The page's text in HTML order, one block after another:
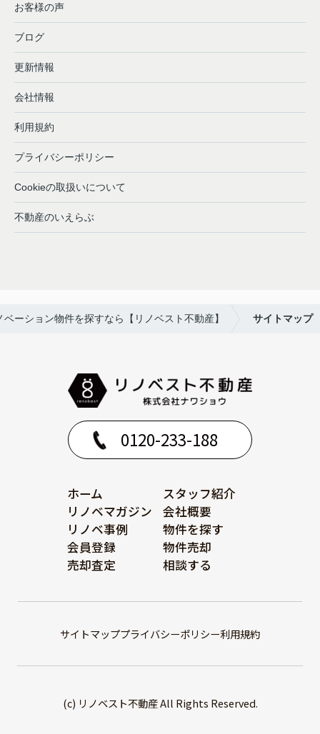
お客様の声
ブログ
更新情報
会社情報
利用規約
プライバシーポリシー
Cookieの取扱いについて
不動産のいえらぶ
ーション物件を探すなら【リノベスト不動産】 サイトマップ
0120-233-188
ホーム
スタッフ紹介
リノベマガジン
会社概要
リノベ事例
物件を探す
会員登録
物件売却
売却査定
相談する
サイトマッププライバシーポリシー利用規約
(c) リノベスト不動産 All Rights Reserved.